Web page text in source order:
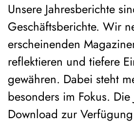
Unsere Jahresberichte
Geschäftsberichte. Wir
erscheinenden
reflektieren und tiefere
gewähren. Dabei steht
besonders im Fokus.
Download zur